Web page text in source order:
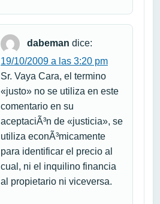
dabeman dice:
19/10/2009 a las 3:20 pm
Sr. Vaya Cara, el termino
«justo» no se utiliza en este
comentario en su
aceptaciÃ³n de «justicia», se
utiliza econÃ³micamente
para identificar el precio al
cual, ni el inquilino financia
al propietario ni viceversa.